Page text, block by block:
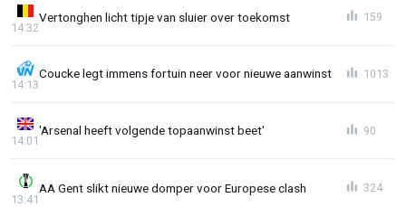
Vertonghen licht tipje van sluier over toekomst
14:32
159
Coucke legt immens fortuin neer voor nieuwe aanwinst
14:13
1013
'Arsenal heeft volgende topaanwinst beet'
14:01
90
AA Gent slikt nieuwe domper voor Europese clash
13:41
324